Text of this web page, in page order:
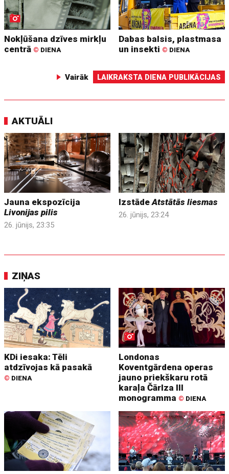
Nokļūšana dzīves mirkļu
centrā © DIENA
Dabas balsis, plastmasa
un insekti © DIENA
Vairāk LAIKRAKSTA DIENA PUBLIKĀCIJAS
AKTUĀLI
Jauna ekspozīcija
Livonijas pilis
26. jūnijs, 23:35
IzstādeAtstātās liesmas
26. jūnijs, 23:24
ZIŅAS
KDi iesaka: Tēli
atdzīvojas kā pasakā
© DIENA
Londonas
Koventgārdena operas
jauno priekškaru rotā
karaļa Čārlza III
monogramma © DIENA